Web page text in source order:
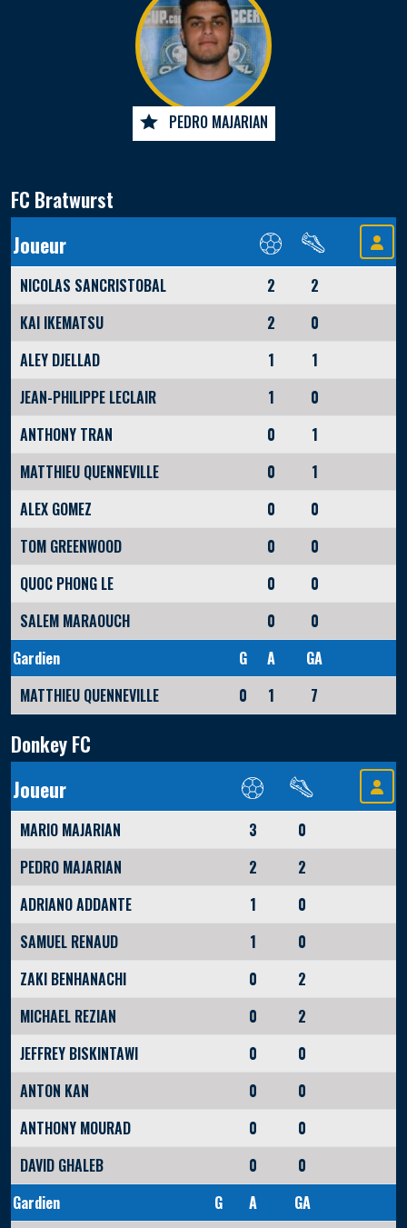
PEDRO MAJARIAN
FC Bratwurst
Joueur
NICOLAS SANCRISTOBAL 2
2
KAI IKEMATSU
2
0
ALEY DJELLAD
1
1
JEAN-PHILIPPE LECLAIR
1
0
ANTHONY TRAN
0
1
MATTHIEU QUENNEVILLE
0
1
ALEX GOMEZ
0
0
TOM GREENWOOD
0
0
QUOC PHONG LE
0
0
SALEM MARAOUCH
0
0
Gardien
G A
GA
MATTHIEU QUENNEVILLE
0 1 7
Donkey FC
Joueur
MARIO MAJARIAN 3
0
PEDRO MAJARIAN
2
2
ADRIANO ADDANTE
1
0
SAMUEL RENAUD
1
0
ZAKI BENHANACHI
0
2
MICHAEL REZIAN
0
2
JEFFREY BISKINTAWI
0
0
ANTON KAN
0
0
ANTHONY MOURAD
0
0
DAVID GHALEB
0
0
Gardien
G A
GA